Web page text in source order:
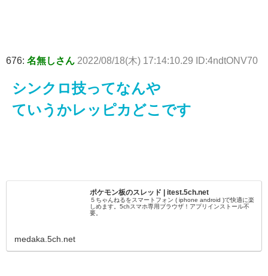
676: 名無しさん 2022/08/18(木) 17:14:10.29 ID:4ndtONV70
シンクロ技ってなんや
ていうかレッピカどこです
ポケモン板のスレッド | itest.5ch.net
５ちゃんねるをスマートフォン ( iphone android )で快適に楽
しめます。5chスマホ専用ブラウザ！アプリインストール不
要。
medaka.5ch.net